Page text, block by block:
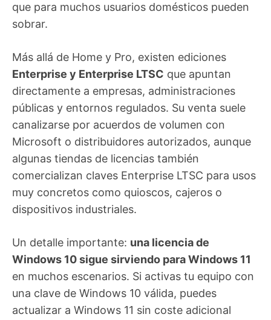
que para muchos usuarios domésticos pueden
sobrar.
Más allá de Home y Pro, existen ediciones
Enterprise y Enterprise LTSC que apuntan
directamente a empresas, administraciones
públicas y entornos regulados. Su venta suele
canalizarse por acuerdos de volumen con
Microsoft o distribuidores autorizados, aunque
algunas tiendas de licencias también
comercializan claves Enterprise LTSC para usos
muy concretos como quioscos, cajeros o
dispositivos industriales.
Un detalle importante: una licencia de
Windows 10 sigue sirviendo para Windows 11
en muchos escenarios. Si activas tu equipo con
una clave de Windows 10 válida, puedes
actualizar a Windows 11 sin coste adicional